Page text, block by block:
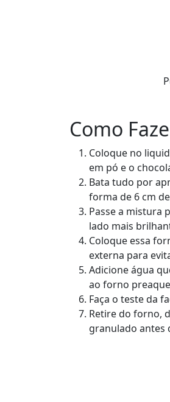
Como
Coloque no
em pó e o
Bata tudo por
forma de 6 cm
Passe a mistura
lado mais
Coloque essa
externa para
Adicione água
ao forno
Faça o teste da
Retire do forno,
granulado antes